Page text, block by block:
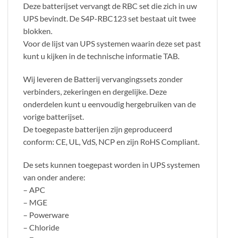
Deze batterijset vervangt de RBC set die zich in uw
UPS bevindt. De S4P-RBC123 set bestaat uit twee
blokken.
Voor de lijst van UPS systemen waarin deze set past
kunt u kijken in de technische informatie TAB.
Wij leveren de Batterij vervangingssets zonder
verbinders, zekeringen en dergelijke. Deze
onderdelen kunt u eenvoudig hergebruiken van de
vorige batterijset.
De toegepaste batterijen zijn geproduceerd
conform: CE, UL, VdS, NCP en zijn RoHS Compliant.
De sets kunnen toegepast worden in UPS systemen
van onder andere:
– APC
– MGE
– Powerware
– Chloride